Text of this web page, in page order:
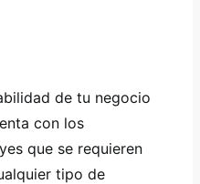
de tu negocio
con los
que se requieren
tipo de